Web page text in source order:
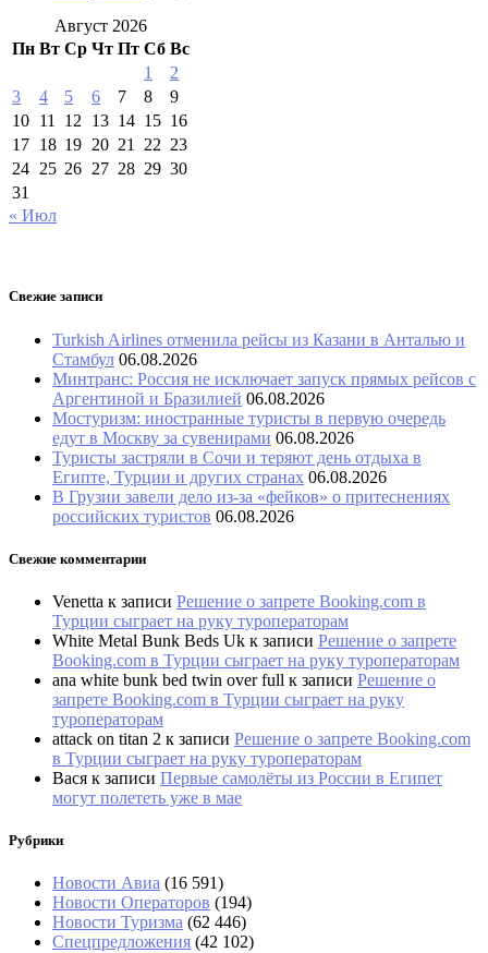
Август 2026
Пн Вт Ср Чт Пт Сб Вс
1
2
3
4 5 6 7 8
9
10 11 12 13 14 15 16
17 18 19 20 21 22 23
24 25 26 27 28 29 30
31
« Июл
Свежие записи
Turkish Airlines отменила рейсы из Казани в Анталью и
Стамбул 06.08.2026
Минтранс: Россия не исключает запуск прямых рейсов с
Аргентиной и Бразилией 06.08.2026
Мостуризм: иностранные туристы в первую очередь
едут в Москву за сувенирами 06.08.2026
Туристы застряли в Сочи и теряют день отдыха в
Египте, Турции и других странах 06.08.2026
В Грузии завели дело из-за «фейков» о притеснениях
российских туристов 06.08.2026
Свежие комментарии
Venetta к записи Решение о запрете Booking.com в
Турции сыграет на руку туроператорам
White Metal Bunk Beds Uk к записи Решение о запрете
Booking.com в Турции сыграет на руку туроператорам
ana white bunk bed twin over full к записи Решение о
запрете Booking.com в Турции сыграет на руку
туроператорам
attack on titan 2 к записи Решение о запрете Booking.com
в Турции сыграет на руку туроператорам
Вася к записи Первые самолёты из России в Египет
могут полететь уже в мае
Рубрики
Новости Авиа (16 591)
Новости Операторов (194)
Новости Туризма (62 446)
Спецпредложения (42 102)